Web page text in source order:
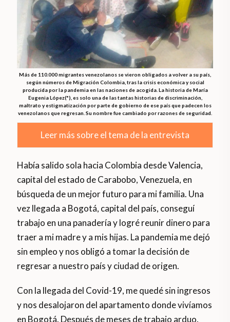
Más de 110.000 migrantes venezolanos se vieron obligados a volver a su país,
según números de Migración Colombia, tras la crisis económica y social
producida por la pandemia en las naciones de acogida. La historia de María
Eugenia López(*), es solo una de las tantas historias de discriminación,
maltrato y estigmatización por parte de gobierno de ese país que padecen los
venezolanos que regresan. Su nombre fue cambiado por razones de seguridad.
Leer más sobre el tema de la entrevista
Había salido sola hacia Colombia desde Valencia,
capital del estado de Carabobo, Venezuela, en
búsqueda de un mejor futuro para mi familia. Una
vez llegada a Bogotá, capital del país, conseguí
trabajo en una panadería y logré reunir dinero para
traer a mi madre y a mis hijas. La pandemia me dejó
sin empleo y nos obligó a tomar la decisión de
regresar a nuestro país y ciudad de origen.
Con la llegada del Covid-19, me quedé sin ingresos
y nos desalojaron del apartamento donde vivíamos
en Bogotá. Después de meses de trabajo arduo,